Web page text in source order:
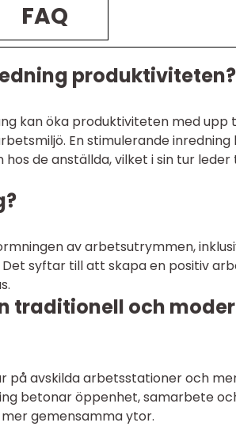
FAQ
produktiviteten?
kan öka produktiviteten med upp
En stimulerande inredning
de anställda, vilket i sin tur leder
av arbetsutrymmen,
syftar till att skapa en positiv
traditionell och
på avskilda arbetsstationer och
betonar öppenhet, samarbete
gemensamma ytor.